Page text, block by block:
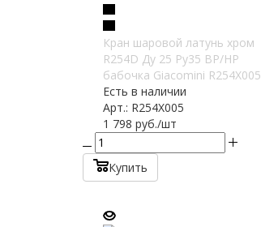
Кран шаровой латунь хром
R254D Ду 25 Ру35 ВР/НР
бабочка Giacomini R254X005
Есть в наличии
Арт.: R254X005
1 798 руб./шт
Купить